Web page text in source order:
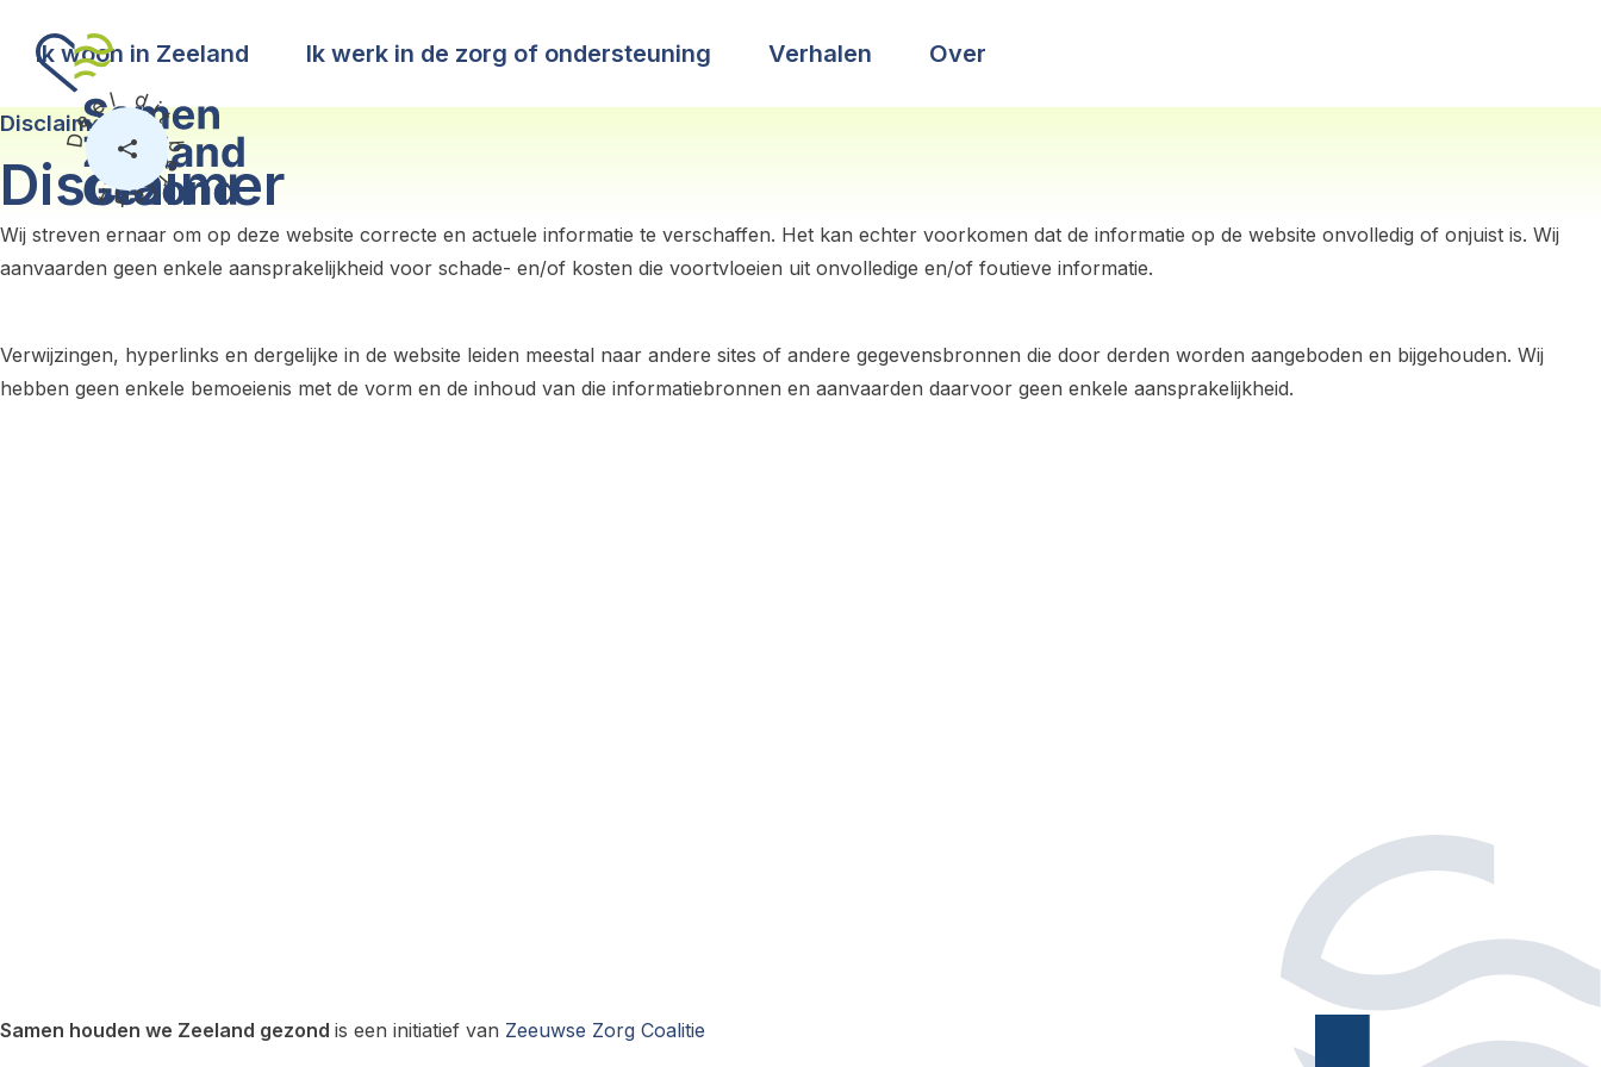
Deel dit bericht
Ik woon in Zeeland Ik werk in de zorg of ondersteuning Verhalen Over
Disclaimer
Disclaimer
Wij streven ernaar om op deze website correcte en actuele informatie te verschaffen. Het kan echter voorkomen dat de informatie op de website onvolledig of onjuist is. Wij
aanvaarden geen enkele aansprakelijkheid voor schade- en/of kosten die voortvloeien uit onvolledige en/of foutieve informatie.
Verwijzingen, hyperlinks en dergelijke in de website leiden meestal naar andere sites of andere gegevensbronnen die door derden worden aangeboden en bijgehouden. Wij
hebben geen enkele bemoeienis met de vorm en de inhoud van die informatiebronnen en aanvaarden daarvoor geen enkele aansprakelijkheid.
Samen houden we Zeeland gezond is een initiatief van Zeeuwse Zorg Coalitie